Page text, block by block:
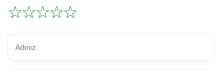
☆
☆
☆
☆
☆